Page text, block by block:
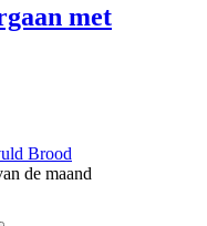
met
Brood
de maand